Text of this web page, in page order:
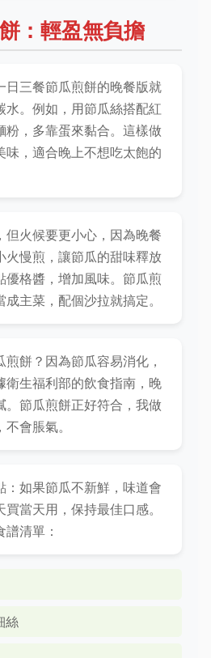
：輕盈無負擔
日三餐節瓜煎餅的晚餐版就
水。例如，用節瓜絲搭配紅
粉，多靠蛋來黏合。這樣做
味，適合晚上不想吃太飽的
但火候要更小心，因為晚餐
火慢煎，讓節瓜的甜味釋放
優格醬，增加風味。節瓜煎
主菜，配個沙拉就搞定。
餅？因為節瓜容易消化，
衛生福利部的飲食指南，晚
。節瓜煎餅正好符合，我做
會脹氣。
：如果節瓜不新鮮，味道會
當天用，保持最佳口感。
清單：
絲